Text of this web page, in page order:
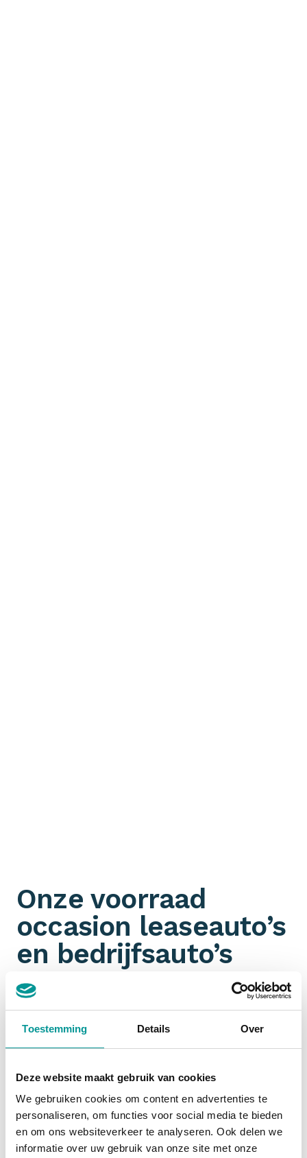
Toestemming Details Over
Deze website maakt gebruik van cookies
We gebruiken cookies om content en advertenties te
personaliseren, om functies voor social media te bieden
en om ons websiteverkeer te analyseren. Ook delen we
informatie over uw gebruik van onze site met onze
Onze voorraad
occasion leaseauto’s
en bedrijfsauto’s
Omdat wij aangesloten zijn bij talloze
partners
hebben wij een ongeëvenaarde voorraad aan jonge
ook nog eens gemakkelijk op
start dus bij De Lease Financier!
Financial lease occasion
Zakelijk een occasionfinancial leasen is slim. De